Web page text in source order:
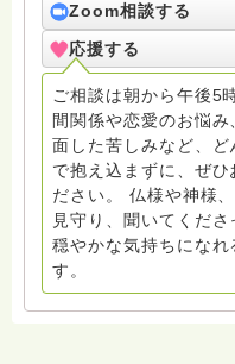
ろうかとは存じますが
寺にもお気軽に遊びに
Zoom相談する
応援する
ご相談は朝から午後5
間関係や恋愛のお悩
面した苦しみなど、ど
で抱え込まずに、ぜひ
ださい。 仏様や神様
見守り、聞いてくだ
穏やかな気持ちになれ
す。